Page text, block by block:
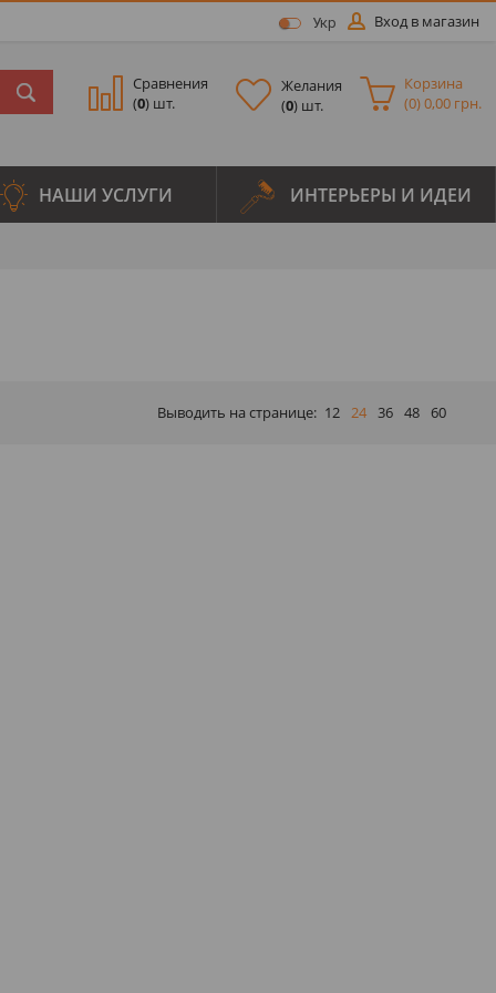
Вход в магазин
Укр
Сравнения
(0) шт.
Желания
(0) шт.
Корзина
(0)0,00 грн.
НАШИ УСЛУГИ ИНТЕРЬЕРЫ И ИДЕИ
Выводить на странице: 12 24 36 48 60